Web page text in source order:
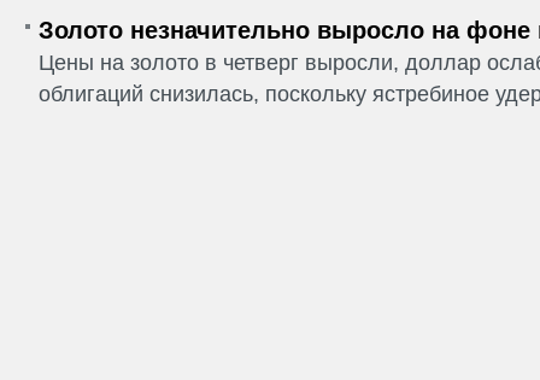
Золото незначительно выросло на фоне
Цены на золото в четверг выросли, доллар
облигаций снизилась, поскольку ястребиное